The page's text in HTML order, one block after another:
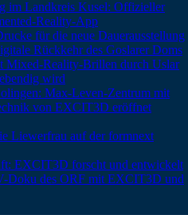
im Landkreis Kusel: Offizieller
Reality-App
für die neue Dauerausstellung
Rückkehr des Goslarer Doms
Mixed-Reality-Brillen durch Uslar
wird
Max-Leven-Zentrum mit
von EXCIT3D eröffnet
Liewerfrau auf der formnext
EXCIT3D forscht und entwickelt
Doku des ORF mit EXCIT3D und